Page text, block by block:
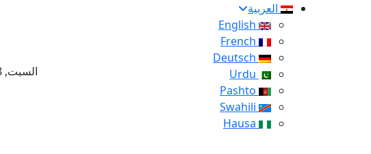
العربية
السبت, 08 أغسطس 2026 – 25 صفر 1448 هـ